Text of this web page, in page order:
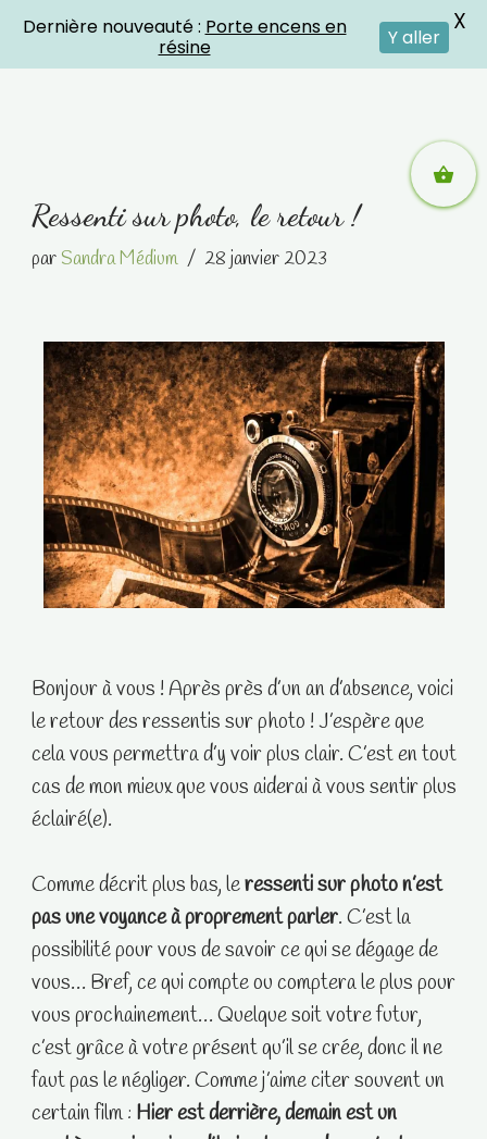
au
contenu
Ressenti sur photo, le retour !
par Sandra Médium 28 janvier 2023
Bonjour à vous ! Après près d’un an d’absence, voici
le retour des ressentis sur photo ! J’espère que
cela vous permettra d’y voir plus clair. C’est en tout
cas de mon mieux que vous aiderai à vous sentir plus
éclairé(e).
Comme décrit plus bas, leressenti sur photo n’est
pas une voyance à proprement parler. C’est la
possibilité pour vous de savoir ce qui se dégage de
vous… Bref, ce qui compte ou comptera le plus pour
vous prochainement… Quelque soit votre futur,
c’est grâce à votre présent qu’il se crée, donc il ne
faut pas le négliger. Comme j’aime citer souvent un
certain film : Hier est derrière, demain est un
Dernière nouveauté : Porte encens en
résine
Y aller
X
Crystal Energies